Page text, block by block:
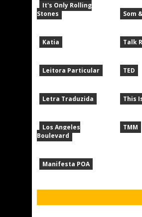
It's Only Rolling
Stones
Katia
Leitora Particular
Letra Traduzida
Los Angeles
Boulevard
Manifesta POA
Som
Talk
TED
This
TMM